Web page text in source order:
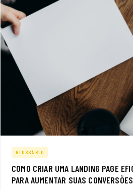
GLOSSÁRIO
COMO CRIAR UMA LANDING PAGE
PARA AUMENTAR SUAS CONVERSÕES